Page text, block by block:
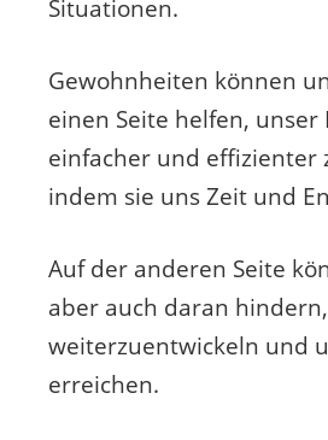
Situationen.
Gewohnheiten können
einen Seite helfen, unser
einfacher und effizienter
indem sie uns Zeit und
Auf der anderen Seite
aber auch daran
weiterzuentwickeln und
erreichen.